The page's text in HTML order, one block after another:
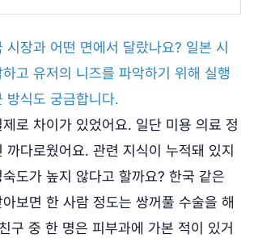
시장과 어떤 면에서 달랐나요? 일본 시
고 유저의 니즈를 파악하기 위해 실행
방식도 궁금합니다.
로 차이가 있었어요. 일단 미용 의료 정
까다로웠어요. 관련 지식이 누적돼 있지
도가 높지 않다고 할까요? 한국 같은
보면 한 사람 정도는 쌍꺼풀 수술을 해
구 중 한 명은 피부과에 가본 적이 있거